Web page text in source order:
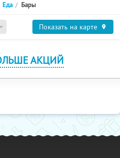
Еда Бары
Показать на карте
АКЦИЙ